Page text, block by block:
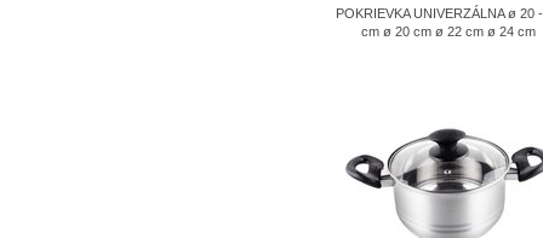
POKRIEVKA UNIVERZÁLNA ø 20
cm ø 20 cm ø 22 cm ø 24 cm